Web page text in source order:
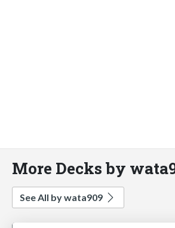
More Decks by
See All by wata909